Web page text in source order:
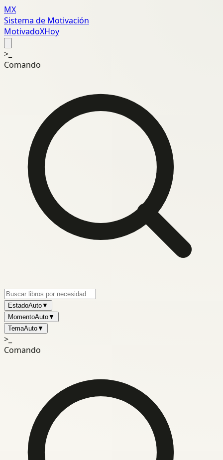
MX
Sistema de Motivación
MotivadoXHoy
>_
Comando
EstadoAuto▼
MomentoAuto▼
TemaAuto▼
>_
Comando